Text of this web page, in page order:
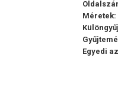
Méretek:
Egyedi